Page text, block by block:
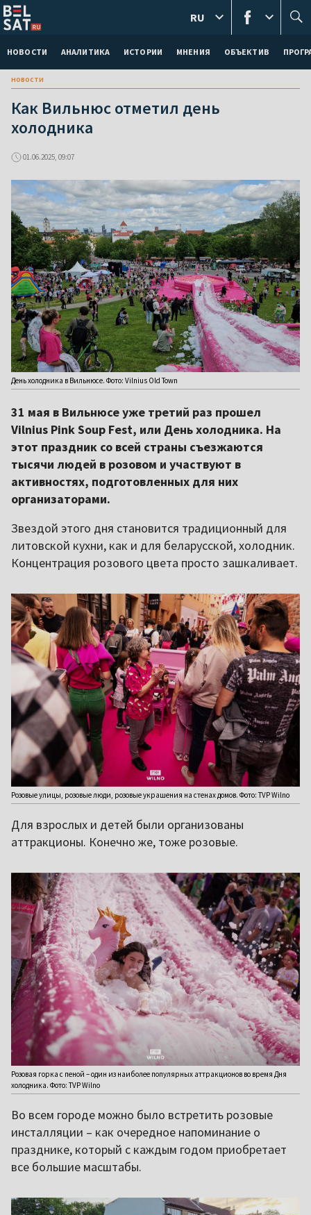
НОВОСТИ АНАЛИТИКА ИСТОРИИ МНЕНИЯ ОБЪЕКТИВ
RU
новости
Как Вильнюс отметил день
холодника
01.06.2025, 09:07
День холодника в Вильнюсе. Фото: Vilnius Old Town
31 мая в Вильнюсе уже третий раз прошел
Vilnius Pink Soup Fest, или День холодника. На
этот праздник со всей страны съезжаются
тысячи людей в розовом и участвуют в
активностях, подготовленных для них
организаторами.
Звездой этого дня становится традиционный для
литовской кухни, как и для беларусской, холодник.
Концентрация розового цвета просто зашкаливает.
Розовые улицы, розовые люди, розовые украшения на стенах домов. Фото: TVP Wilno
Для взрослых и детей были организованы
аттракционы. Конечно же, тоже розовые.
Розовая горка с пеной – один из наиболее популярных аттракционов во время Дня
холодника. Фото: TVP Wilno
Во всем городе можно было встретить розовые
инсталляции – как очередное напоминание о
празднике, который с каждым годом приобретает
все большие масштабы.